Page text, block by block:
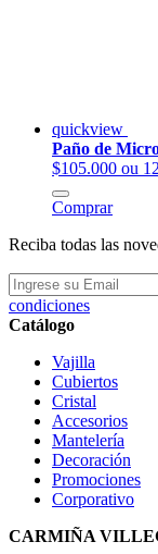
quickview
Paño de
$105.000 ou
Comprar
Reciba todas las
condiciones
Catálogo
Vajilla
Cubiertos
Cristal
Accesorios
Mantelería
Decoración
Promociones
Corporativo
CARMIÑA